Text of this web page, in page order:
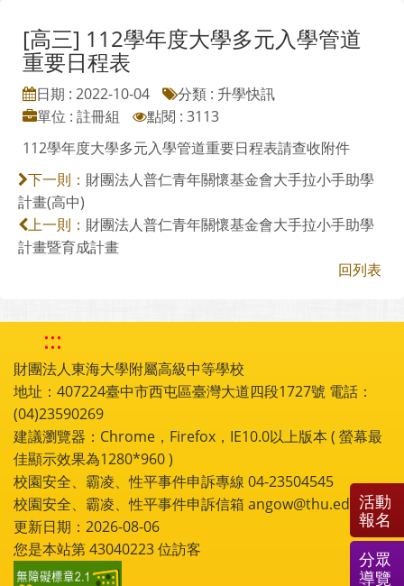
[高三] 112學年度大學多元入學管道
重要日程表
日期 : 2022-10-04
分類 : 升學快訊
單位 : 註冊組
點閱 : 3113
112學年度大學多元入學管道重要日程表請查收附件
下一則： 財團法人普仁青年關懷基金會大手拉小手助學
計畫(高中)
上一則： 財團法人普仁青年關懷基金會大手拉小手助學
計畫暨育成計畫
回列表
:::
財團法人東海大學附屬高級中等學校
地址：407224臺中市西屯區臺灣大道四段1727號 電話：
(04)23590269
建議瀏覽器：Chrome，Firefox，IE10.0以上版本 ( 螢幕最
佳顯示效果為1280*960 )
校園安全、霸凌、性平事件申訴專線 04-23504545
校園安全、霸凌、性平事件申訴信箱 angow@thu.edu.tw
更新日期：2026-08-06
您是本站第43040223位訪客
活動
報名
分眾
導覽